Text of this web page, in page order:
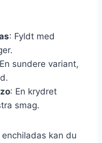
: Fyldt med
sundere variant,
: En krydret
smag.
kan du